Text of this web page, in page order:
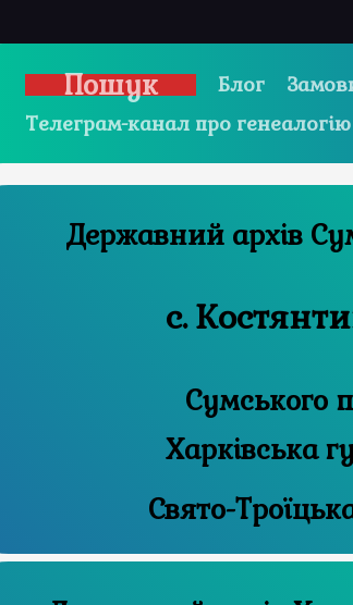
Пошук Блог
Телеграм-канал про генеалогію
с.
Сумського
Харківська
Свято-